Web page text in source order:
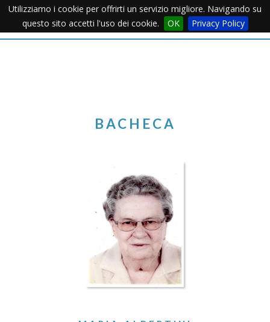
Utilizziamo i cookie per offrirti un servizio migliore. Navigando su
questo sito accetti l'uso dei cookie.
OK Privacy PolicyMenu
BACHECA